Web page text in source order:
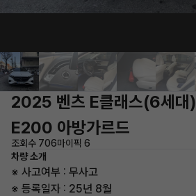
2025 벤츠 E클래스(6세대)
E200 아방가르드
조회수 706마이픽 6
차량 소개
※ 사고여부 : 무사고
※ 등록일자 : 25년 8월